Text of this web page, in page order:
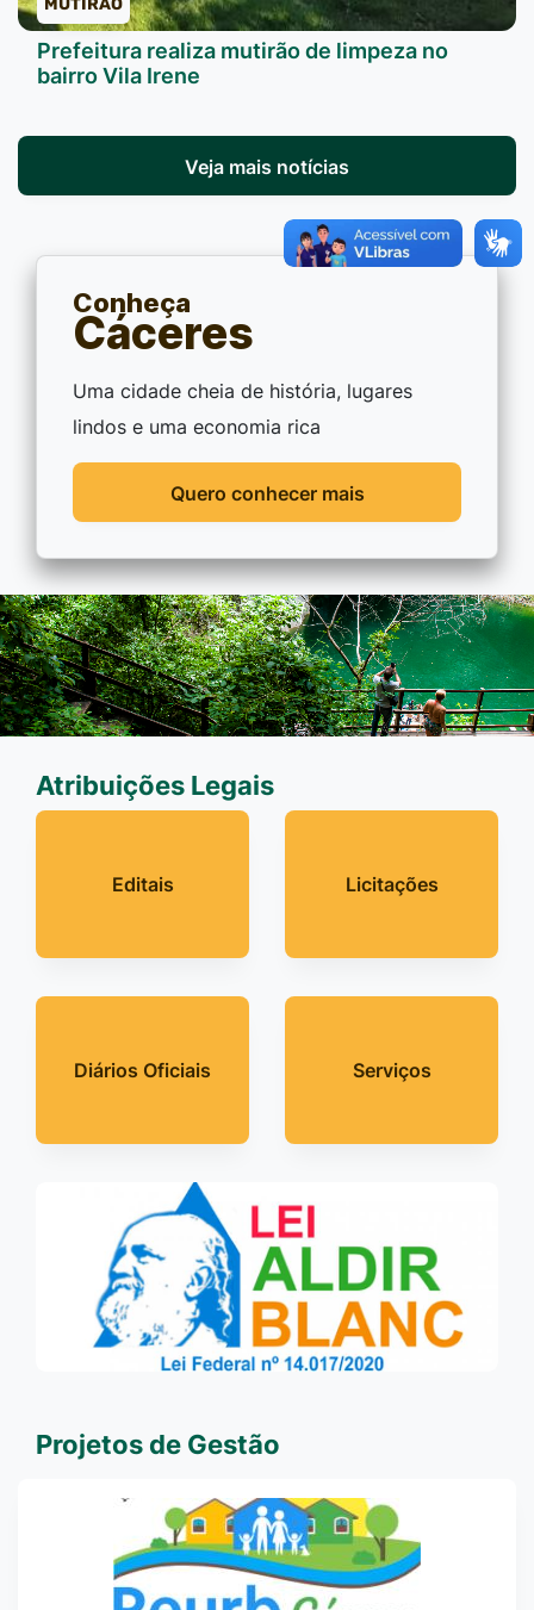
MUTIRÃO
Prefeitura realiza mutirão de limpeza no
bairro Vila Irene
Veja mais notícias
Conheça
Cáceres
Uma cidade cheia de história, lugares
lindos e uma economia rica
Quero conhecer mais
Atribuições Legais
Editais Licitações
Diários Oficiais Serviços
Projetos de Gestão